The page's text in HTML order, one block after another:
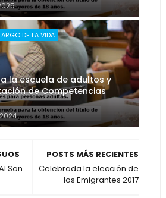
DE LA VIDA
la escuela de adultos y
de Competencias
POSTS MÁS RECIENTES
Celebrada la elección de
los Emigrantes 2017
Son